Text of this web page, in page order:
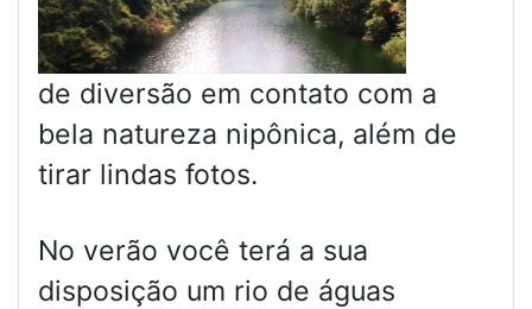
de diversão em contato com a
bela natureza nipônica, além de
tirar lindas fotos.
No verão você terá a sua
disposição um rio de águas